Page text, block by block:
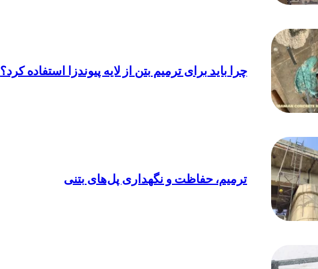
چرا باید برای ترمیم بتن از لایه پیوندزا استفاده کرد؟
ترمیم، حفاظت و نگهداری پل‌های بتنی